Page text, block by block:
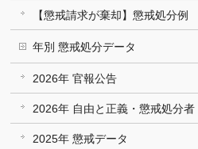
【懲戒請求が棄却】懲戒処分例
年別 懲戒処分データ
2026年 官報公告
2026年 自由と正義・懲戒処分者
2025年 懲戒データ